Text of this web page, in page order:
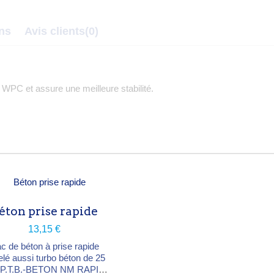
Avis clients(0)
et assure une meilleure stabilité.
prise rapide
13,15 €
de béton à prise rapide
aussi turbo béton de 25
BETON NM RAPID